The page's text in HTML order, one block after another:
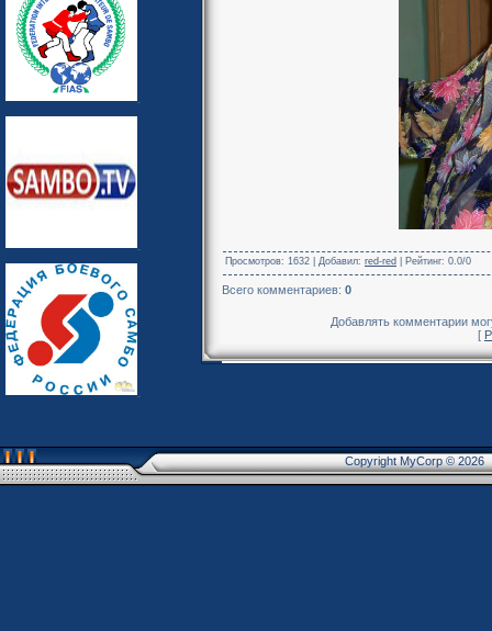
Просмотров: 1632 | Добавил: red-red Рейтинг: 0.0/0
Всего комментариев: 0
Добавлять комментарии
[
Copyright MyCorp © 2026